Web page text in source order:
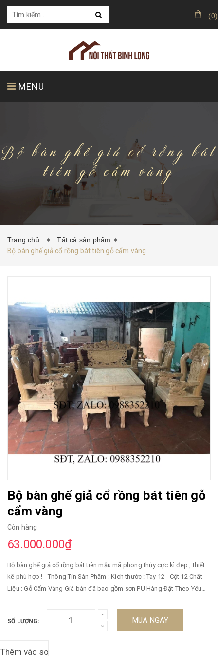
(0)
MENU
KHÁCH HÀNG CỦA CHÚNG TÔI
HƯỚNG DẪN MUA HÀNG
Bộ bàn ghế giả cổ rồng bát
tiên gỗ cẩm vàng
Trang chủ
Tất cả sản phẩm
Bộ bàn ghế giả cổ rồng bát tiên gỗ cẩm vàng
Bộ bàn ghế giả cổ rồng bát tiên gỗ
cẩm vàng
Còn hàng
63.000.000₫
Bộ bàn ghế giả cổ rồng bát tiên mẫu mã phong thủy cực kì đẹp , thiết
kế phù hợp ! - Thông Tin Sản Phẩm : Kích thước : Tay 12 - Cột 12 Chất
Liệu : Gỗ Cẩm Vàng Giá bán đã bao gồm sơn PU Hàng Đặt Theo Yêu
Mua Sản Phẩm : ~ Khi Mua Hoàn Thiện Tặng Ngay Kính Bàn, Kính Đôn
hàng bán kính 50km ~~~ ->>> Chú Ý : Ưu Đãi Đặc Biệt Khi Quý Khách
SỐ LƯỢNG: MUA NGAY